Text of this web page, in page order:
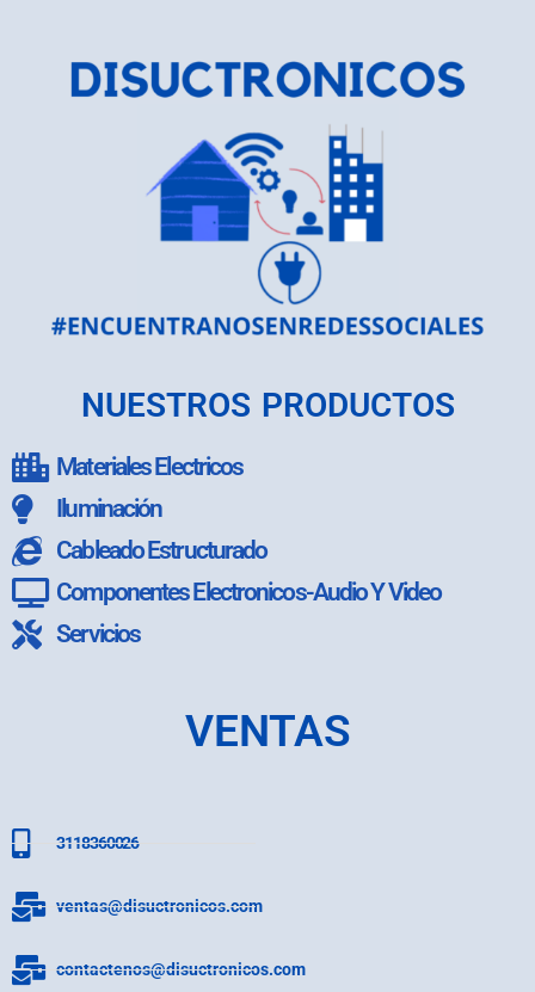
NUESTROS PRODUCTOS
Materiales Electricos
Iluminación
Cableado Estructurado
Componentes Electronicos-Audio Y Video
Servicios
VENTAS
3118360026
ventas@disuctronicos.com
contactenos@disuctronicos.com